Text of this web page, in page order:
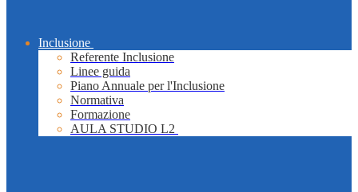
Inclusione
Referente Inclusione
Linee guida
Piano Annuale per l'Inclusione
Normativa
Formazione
AULA STUDIO L2